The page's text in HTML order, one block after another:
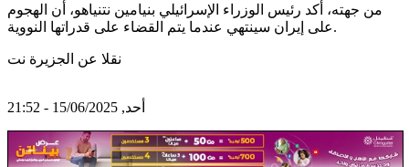
من جهته، أكد رئيس الوزراء الإسرائيلي بنيامين نتنياهو، أن الهجوم
على إيران سينتهي عندما يتم القضاء على قدراتها النووية.
نقلا عن الجزيرة نت
أحد, 15/06/2025 - 21:52